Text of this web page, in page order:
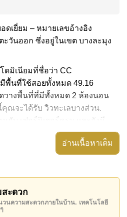
เยี่ยม – หมายเลขอ้างอิง
ะวันออก ซึ่งอยู่ในเขต บางละมุง
ดมิเนียมที่ชื่อว่า CC
มีพื้นที่ใช้สอยทั้งหมด 49.16
วางพื้นที่ที่มีทั้งหมด 2 ห้องนอน
ณจะได้รับ วิวทะเลบางส่วน.
กับ เฟอร์นิเจอร์ครบ และยังมี
แก่ มีระเบียง, เครื่องปรับ
ำนวยความสะดวกส่วนกลาง
สนามเด็กเล่น, ร้านอาหาร/ร้าน
อ่านเนื้อหาเต็ม
ะดวก
วนความสะดวกภายในบ้าน. เทคโนโลยี